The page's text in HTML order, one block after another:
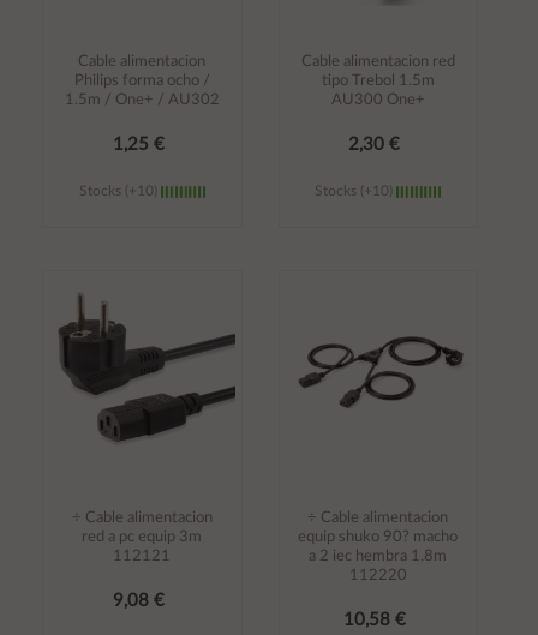
Cable alimentacion
Philips forma ocho /
1.5m / One+ / AU302
1,25 €
Stocks (+10)
Cable alimentacion red
tipo Trebol 1.5m
AU300 One+
2,30 €
Stocks (+10)
÷ Cable alimentacion
red a pc equip 3m
112121
9,08 €
÷ Cable alimentacion
equip shuko 90? macho
a 2 iec hembra 1.8m
112220
10,58 €